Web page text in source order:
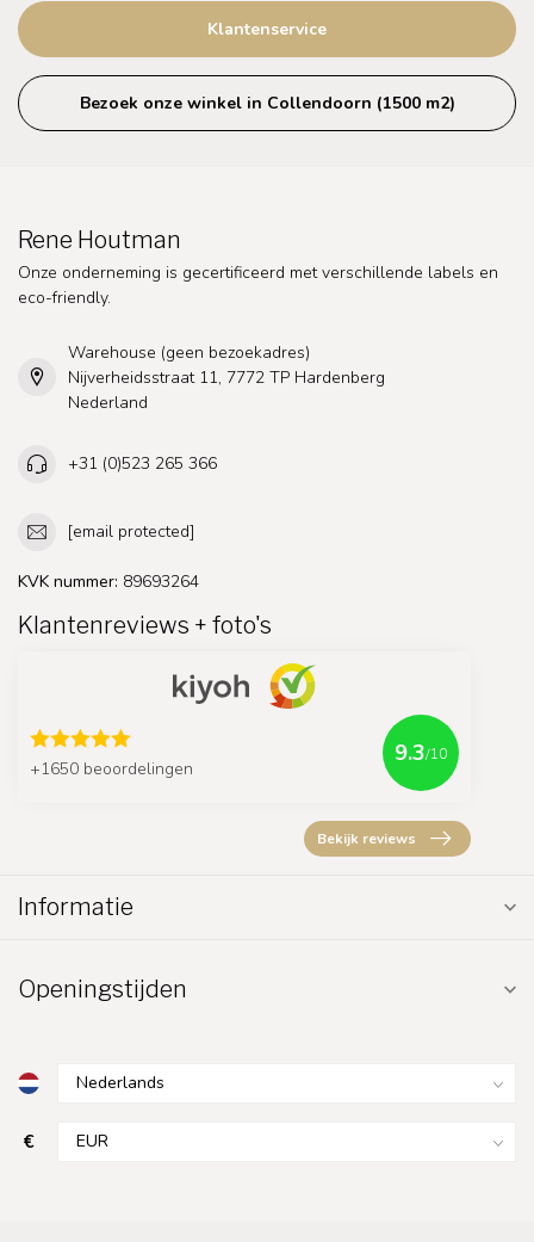
Klantenservice
Bezoek onze winkel in Collendoorn (1500 m2)
Rene Houtman
Onze onderneming is gecertificeerd met verschillende labels en
eco-friendly.
Warehouse (geen bezoekadres)
Nijverheidsstraat 11, 7772 TP Hardenberg
Nederland
+31 (0)523 265 366
[email protected]
KVK nummer: 89693264
Klantenreviews + foto's
+1650 beoordelingen
9.3/10
Bekijk reviews
Informatie
Openingstijden
€